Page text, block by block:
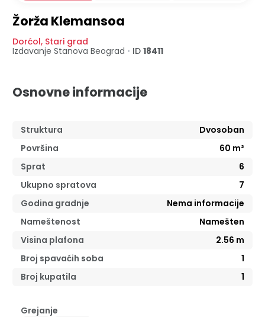
Žorža Klemansoa
Dorćol, Stari grad
Izdavanje Stanova Beograd • ID 18411
Osnovne informacije
Struktura
Dvosoban
Površina
60 m²
Sprat
6
Ukupno spratova
7
Godina gradnje
Nema informacije
Nameštenost
Namešten
Visina plafona
2.56 m
Broj spavaćih soba
1
Broj kupatila
1
Grejanje